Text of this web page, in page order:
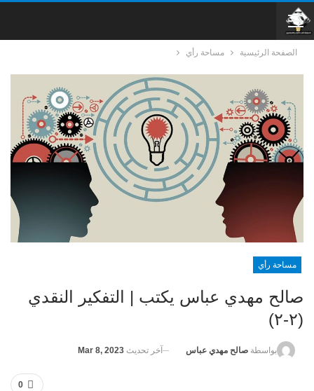
الصفحة الرئيسية مساحة رأي
مساحة رأي
صالح مهدي عباس يكتب | التفكير النقدي
(٢-٢)
بواسطة صالح مهدي عباس آخر تحديث Mar 8, 2023
0